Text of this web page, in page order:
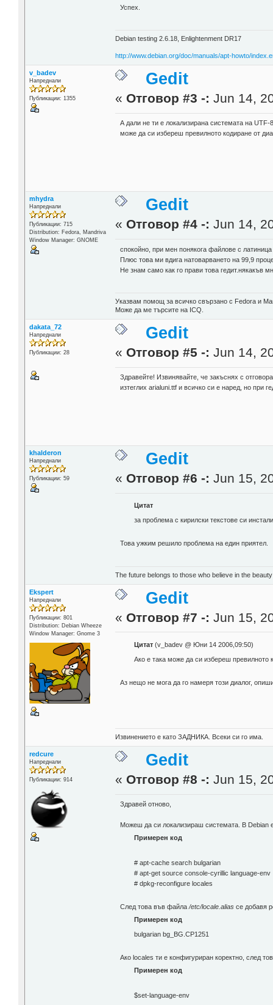
Успех.
Debian testing 2.6.18, Enlightenment DR17
http://www.debian.org/doc/manuals/apt-howto/
v_badev
Напреднали
Публикации: 1355
Gedit
« Отговор #3 -: Jun 14,
А дали не ти е локализирана системата на
може да си избереш превилното кодиране от
mhydra
Напреднали
Публикации: 715
Distribution: Fedora, Mandriva
Window Manager: GNOME
Gedit
« Отговор #4 -: Jun 14,
спокойно, при мен понякога файлове с
Плюс това ми вдига натоварването на 99,9
Не знам само как го прави това гедит.някакъв
Указвам помощ за всичко свързано с Fedora и
Може да ме търсите на ICQ.
dakata_72
Напреднали
Публикации: 28
Gedit
« Отговор #5 -: Jun 14,
Здравейте! Извинявайте, че закъснях с
изтеглих arialuni.ttf и всичко си е наред, но при
khalderon
Напреднали
Публикации: 59
Gedit
« Отговор #6 -: Jun 15,
Цитат
за проблема с кирилски текстове си
Това ужким решило проблема на един приятел.
The future belongs to those who believe in the
Ekspert
Напреднали
Публикации: 801
Distribution: Debian Wheeze
Window Manager: Gnome 3
Gedit
« Отговор #7 -: Jun 15,
Цитат(v_badev @ Юни 14 2006,09:50)
Ако е така може да си избереш превилното
Аз нещо не мога да го намеря този диалог,
Извинението е като ЗАДНИКА. Всеки си го има.
redcure
Напреднали
Публикации: 914
Gedit
« Отговор #8 -: Jun 15,
Здравей отново,
Можеш да си локализираш системата. В Debian
Примерен код
# apt-cache search bulgarian
# apt-get source console-cyrillic language-env
# dpkg-reconfigure locales
След това във файла/etc/locale.alias се добавя
Примерен код
bulgarian bg_BG.CP1251
Ако locales ти е конфигуриран коректно, след
Примерен код
$set-language-env